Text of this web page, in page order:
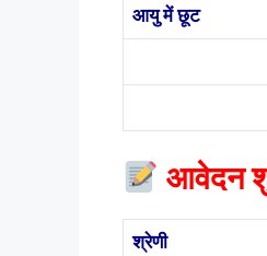
आयु में छूट
आवेदन
श्रेणी